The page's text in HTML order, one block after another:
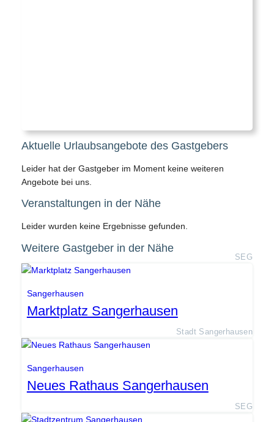
Aktuelle Urlaubsangebote des Gastgebers
Leider hat der Gastgeber im Moment keine weiteren
Angebote bei uns.
Veranstaltungen in der Nähe
Leider wurden keine Ergebnisse gefunden.
Weitere Gastgeber in der Nähe
SEG
Sangerhausen
Marktplatz Sangerhausen
Stadt Sangerhausen
Sangerhausen
Neues Rathaus Sangerhausen
SEG